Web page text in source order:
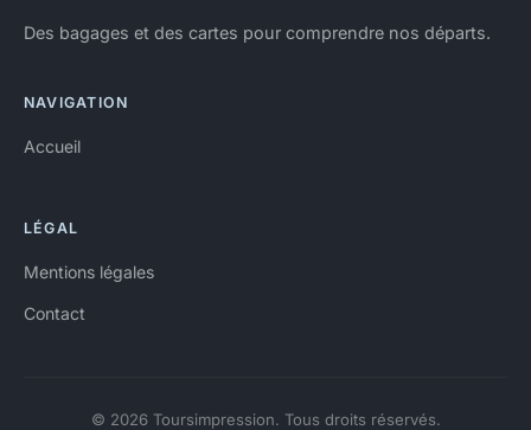
Des bagages et des cartes pour comprendre nos départs.
NAVIGATION
Accueil
LÉGAL
Mentions légales
Contact
© 2026 Toursimpression. Tous droits réservés.